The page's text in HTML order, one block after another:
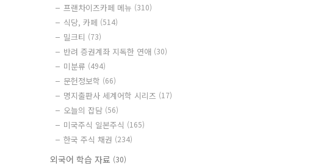
프랜차이즈카페 메뉴 (310)
식당, 카페 (514)
밀크티 (73)
반려 증권계좌 지독한 연애 (30)
미분류 (494)
문헌정보학 (66)
명지출판사 세계어학 시리즈 (17)
오늘의 잡담 (56)
미국주식 일본주식 (165)
한국 주식 채권 (234)
외국어 학습 자료 (30)